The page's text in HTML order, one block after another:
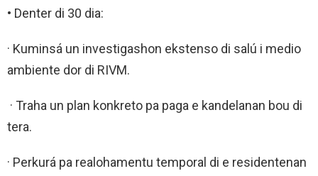
• Denter di 30 dia:
· Kuminsá un investigashon ekstenso di salú i medio
ambiente dor di RIVM.
· Traha un plan konkreto pa paga e kandelanan bou di
tera.
· Perkurá pa realohamentu temporal di e residentenan